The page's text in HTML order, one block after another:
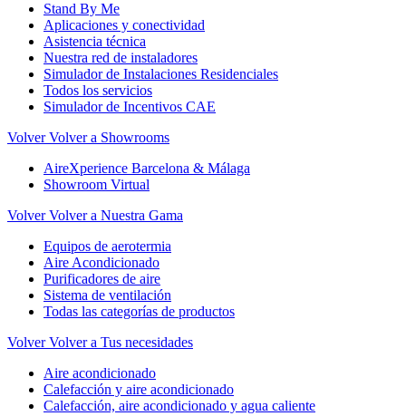
Stand By Me
Aplicaciones y conectividad
Asistencia técnica
Nuestra red de instaladores
Simulador de Instalaciones Residenciales
Todos los servicios
Simulador de Incentivos CAE
Volver Volver a Showrooms
AireXperience Barcelona & Málaga
Showroom Virtual
Volver Volver a Nuestra Gama
Equipos de aerotermia
Aire Acondicionado
Purificadores de aire
Sistema de ventilación
Todas las categorías de productos
Volver Volver a Tus necesidades
Aire acondicionado
Calefacción y aire acondicionado
Calefacción, aire acondicionado y agua caliente